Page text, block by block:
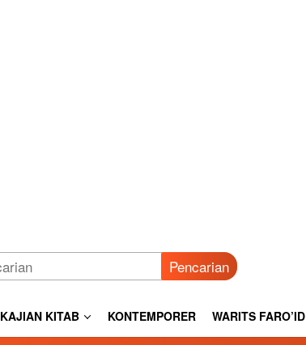
Pencarian
KAJIAN KITAB KONTEMPORER WARITS FARO’ID